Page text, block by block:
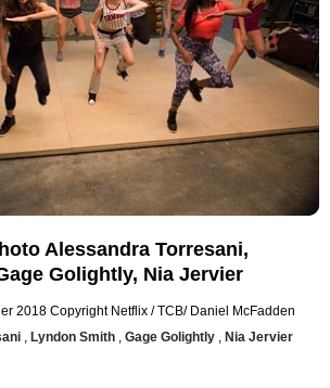
Alessandra Torresani,
Golightly, Nia Jervier
2018 Copyright Netflix / TCB/ Daniel McFadden
, Lyndon Smith , Gage Golightly , Nia Jervier